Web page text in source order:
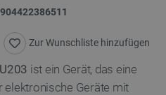
Zur Wunschliste hinzufügen
ist ein Gerät, das eine
elektronische Geräte mit